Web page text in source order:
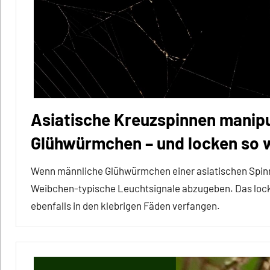
Säugetiere
Sozialverhalten
Warnrufe
Wirbeltiere
Asiatische Kreuzspinnen
Glühwürmchen – und locken so
Wenn männliche Glühwürmchen einer asiatischen
Weibchen-typische Leuchtsignale abzugeben. Das
ebenfalls in den klebrigen Fäden verfangen.
Alle